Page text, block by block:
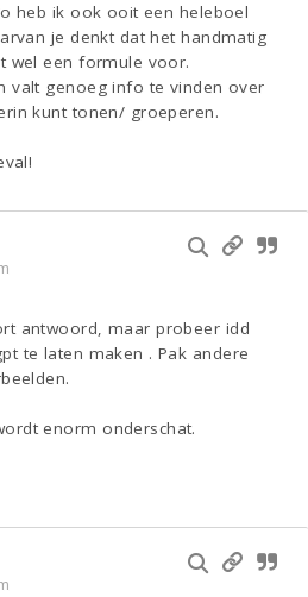
heb ik ook ooit een heleboel
je denkt dat het handmatig
wel een formule voor.
valt genoeg info te vinden over
kunt tonen/ groeperen.
antwoord, maar probeer idd
te laten maken . Pak andere
enorm onderschat.